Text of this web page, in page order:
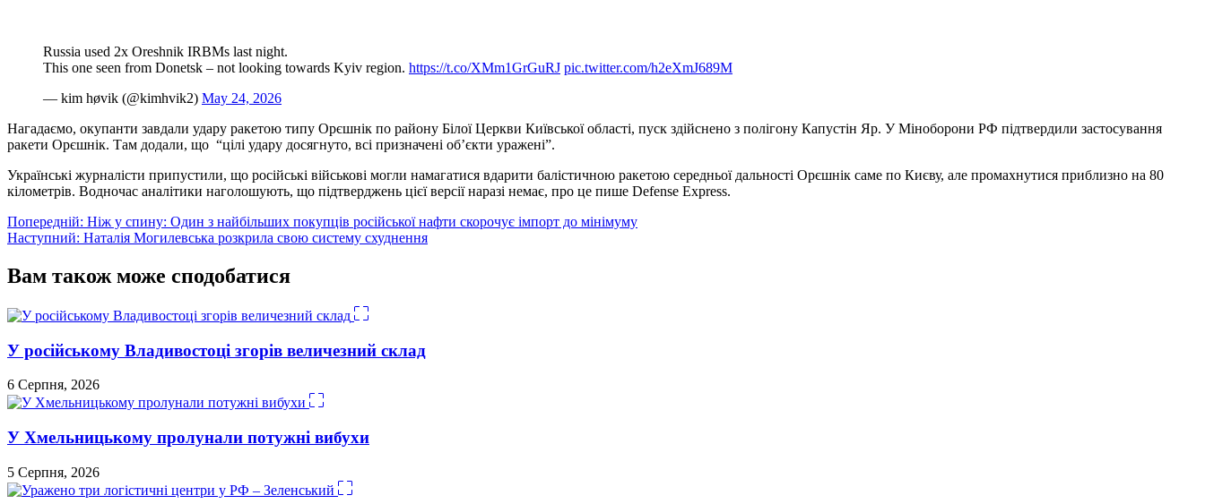
Russia used 2x Oreshnik IRBMs last night.
This one seen from Donetsk – not looking towards Kyiv region. https://t.co/XMm1GrGuRJ pic.twitter.com/h2eXmJ689M
— kim høvik (@kimhvik2) May 24, 2026
Нагадаємо, окупанти завдали удару ракетою типу Орєшнік по району Білої Церкви Київської області, пуск здійснено з полігону Капустін Яр. У Міноборони РФ підтвердили застосування
ракети Орєшнік. Там додали, що “цілі удару досягнуто, всі призначені об’єкти уражені”.
Українські журналісти припустили, що російські військові могли намагатися вдарити балістичною ракетою середньої дальності Орєшнік саме по Києву, але промахнутися приблизно на 80
кілометрів. Водночас аналітики наголошують, що підтверджень цієї версії наразі немає, про це пише Defense Express.
Навігація
записів
Попередній: Ніж у спину: Один з найбільших покупців російської нафти скорочує імпорт до мінімуму
Наступний: Наталія Могилевська розкрила свою систему схуднення
Вам також може сподобатися
У російському Владивостоці згорів величезний склад
6 Серпня, 2026
У Хмельницькому пролунали потужні вибухи
5 Серпня, 2026